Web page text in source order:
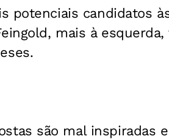
potenciais candidatos
mais à
são mal inspiradas